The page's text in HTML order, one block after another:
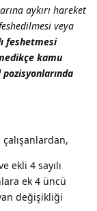
aykırı hareket
veya
feshetmesi
kamu
çalışanlardan,
ekli 4 sayılı
ek 4 üncü
değişikliği